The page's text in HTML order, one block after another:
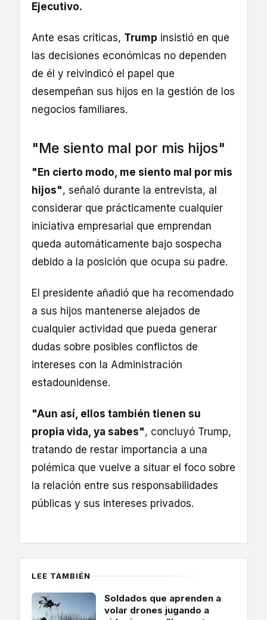
Ejecutivo.
Ante esas críticas, Trump insistió en que
las decisiones económicas no dependen
de él y reivindicó el papel que
desempeñan sus hijos en la gestión de los
negocios familiares.
"Me siento mal por mis hijos"
"En cierto modo, me siento mal por mis
hijos", señaló durante la entrevista, al
considerar que prácticamente cualquier
iniciativa empresarial que emprendan
queda automáticamente bajo sospecha
debido a la posición que ocupa su padre.
El presidente añadió que ha recomendado
a sus hijos mantenerse alejados de
cualquier actividad que pueda generar
dudas sobre posibles conflictos de
intereses con la Administración
estadounidense.
"Aun así, ellos también tienen su
propia vida, ya sabes", concluyó Trump,
tratando de restar importancia a una
polémica que vuelve a situar el foco sobre
la relación entre sus responsabilidades
públicas y sus intereses privados.
LEE TAMBIÉN
Soldados que aprenden a
volar drones jugando a